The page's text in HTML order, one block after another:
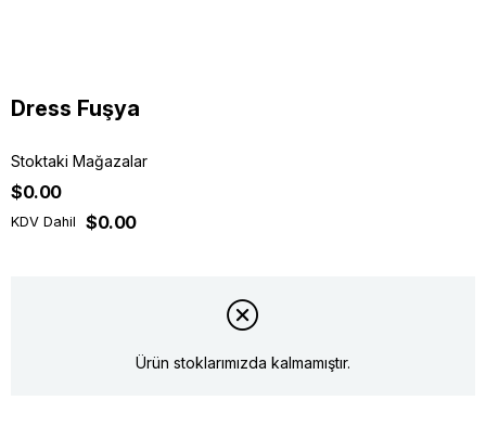
Dress Fuşya
Stoktaki Mağazalar
$0.00
KDV Dahil $0.00
Ürün stoklarımızda kalmamıştır.